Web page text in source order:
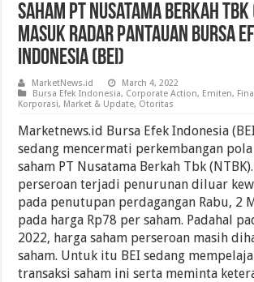
Saham PT Nusatama Berkah Tbk
Masuk Radar Pantauan Bursa
Indonesia (BEI)
MarketNews.id
March 4, 2022
Bursa Efek Indonesia, Corporate Action, Emiten,
Korporasi, Market & Update, Otoritas
Marketnews.id Bursa Efek Indonesia
sedang mencermati perkembangan
saham PT Nusatama Berkah Tbk
perseroan terjadi penurunan diluar
pada penutupan perdagangan Rabu, 2
pada harga Rp78 per saham. Padahal
2022, harga saham perseroan masih
saham. Untuk itu BEI sedang
transaksi saham ini serta meminta